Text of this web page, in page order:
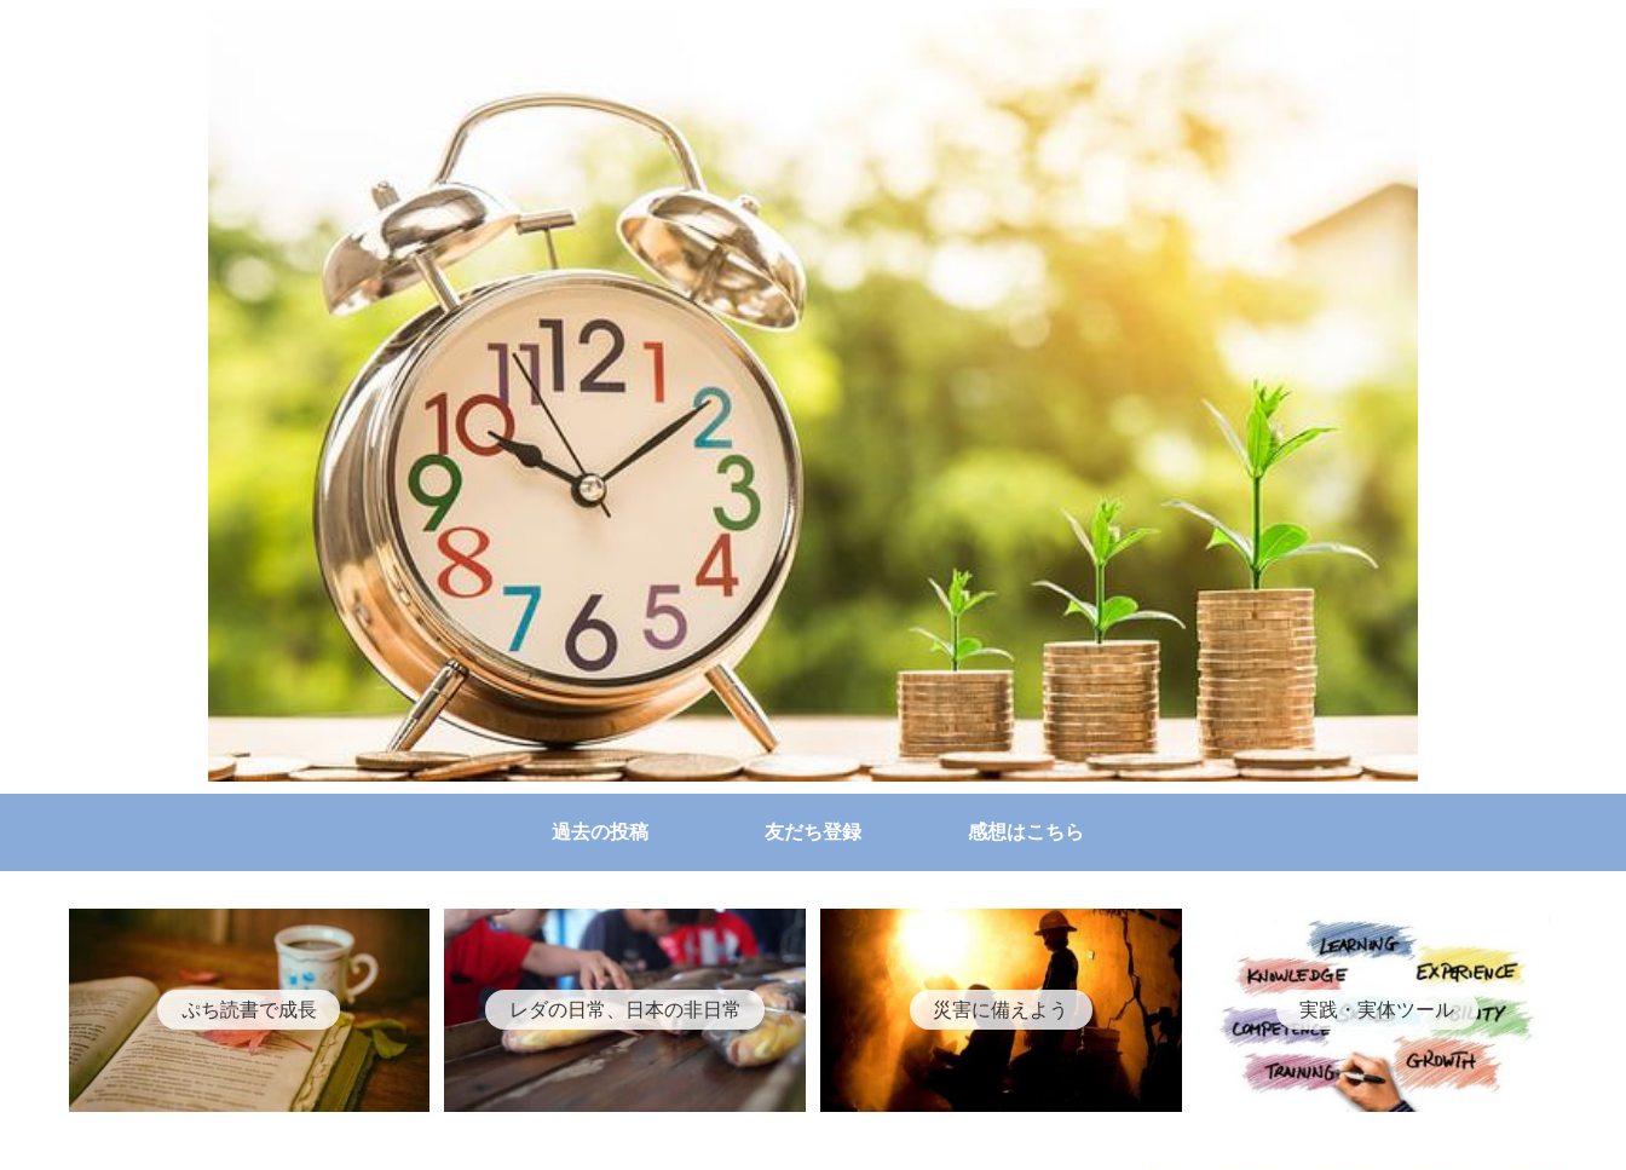
過去の投稿 友だち登録 感想はこちら
ぷち読書で成長 レダの日常、日本の非日常 災害に備えよう 実践・実体ツール